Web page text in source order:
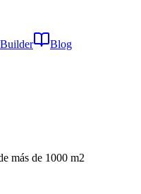
Blog
más de 1000 m2